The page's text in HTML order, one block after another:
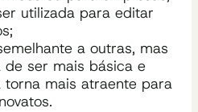
utilizada para editar
a outras, mas
ser mais básica e
torna mais atraente para